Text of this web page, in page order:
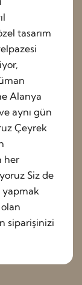
tasarım
Alanya
aynı gün
Çeyrek
her
Siz de
yapmak
siparişinizi